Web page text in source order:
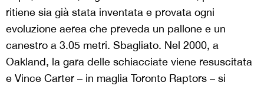
ritiene sia già stata inventata e provata ogni
evoluzione aerea che preveda un pallone e un
canestro a 3.05 metri. Sbagliato. Nel 2000, a
Oakland, la gara delle schiacciate viene resuscitata
e Vince Carter – in maglia Toronto Raptors – si